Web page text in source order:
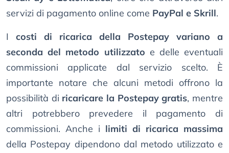
servizi di pagamento online come PayPal e Skrill.
I costi di ricarica della Postepay variano a
seconda del metodo utilizzato e delle eventuali
commissioni applicate dal servizio scelto. È
importante notare che alcuni metodi offrono la
possibilità di ricaricare la Postepay gratis, mentre
altri potrebbero prevedere il pagamento di
commissioni. Anche i limiti di ricarica massima
della Postepay dipendono dal metodo utilizzato e